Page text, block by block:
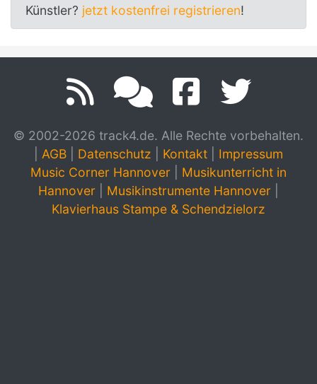
Künstler? jetzt kostenfrei registrieren!
© 2002-2026 track4.de. Alle Rechte vorbehalten.
AGB Datenschutz Kontakt
Impressum
Music Corner Hannover
Musikunterricht in
Hannover
Musikinstrumente Hannover
Klavierhaus Stampe & Schendzielorz